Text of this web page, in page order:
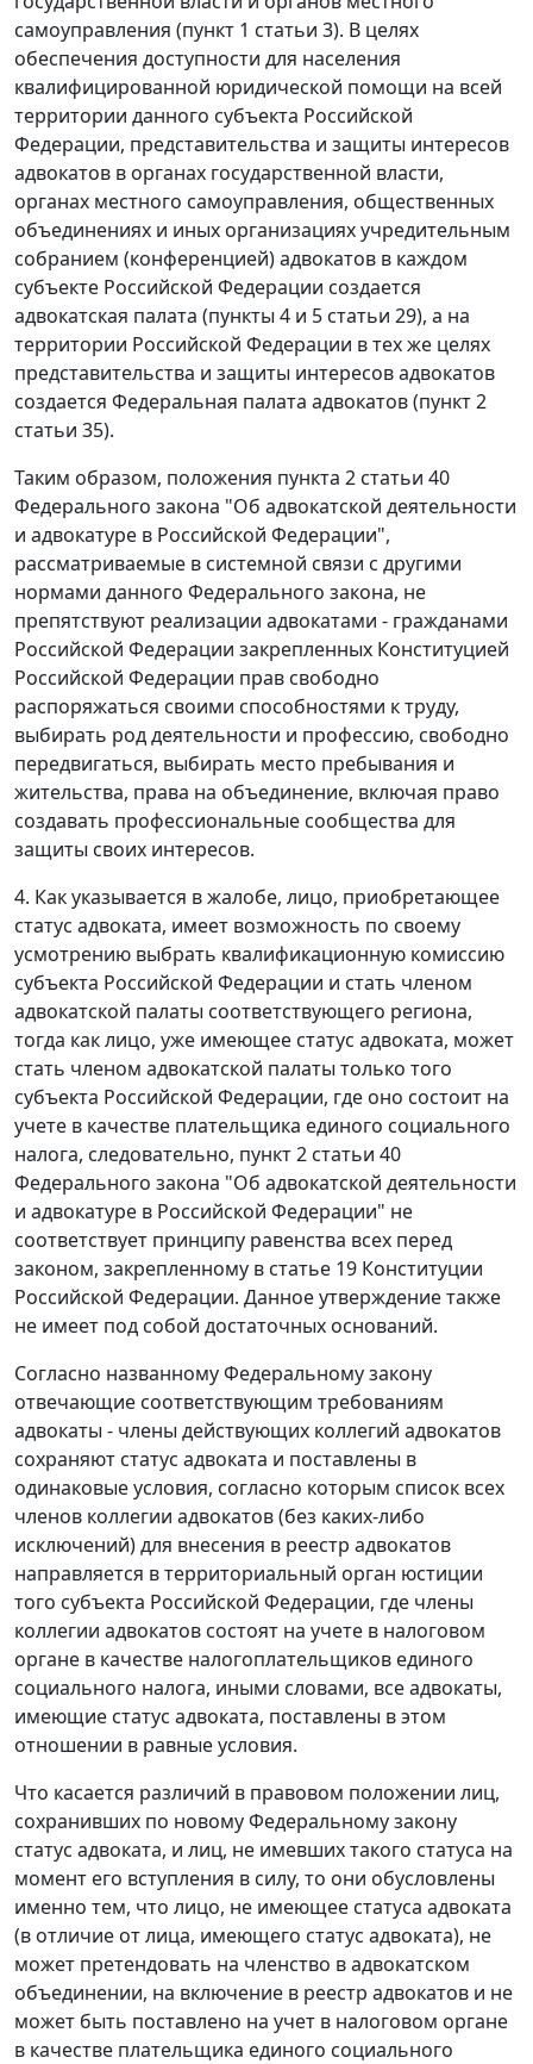
самоуправления (пункт 1 статьи 3). В целях
обеспечения доступности для населения
квалифицированной юридической помощи на всей
территории данного субъекта Российской
Федерации, представительства и защиты интересов
адвокатов в органах государственной власти,
органах местного самоуправления, общественных
объединениях и иных организациях учредительным
собранием (конференцией) адвокатов в каждом
субъекте Российской Федерации создается
адвокатская палата (пункты 4 и 5 статьи 29), а на
территории Российской Федерации в тех же целях
представительства и защиты интересов адвокатов
создается Федеральная палата адвокатов (пункт 2
статьи 35).
Таким образом, положения пункта 2 статьи 40
Федерального закона "Об адвокатской деятельности
и адвокатуре в Российской Федерации",
рассматриваемые в системной связи с другими
нормами данного Федерального закона, не
препятствуют реализации адвокатами - гражданами
Российской Федерации закрепленных Конституцией
Российской Федерации прав свободно
распоряжаться своими способностями к труду,
выбирать род деятельности и профессию, свободно
передвигаться, выбирать место пребывания и
жительства, права на объединение, включая право
создавать профессиональные сообщества для
защиты своих интересов.
4. Как указывается в жалобе, лицо, приобретающее
статус адвоката, имеет возможность по своему
усмотрению выбрать квалификационную комиссию
субъекта Российской Федерации и стать членом
адвокатской палаты соответствующего региона,
тогда как лицо, уже имеющее статус адвоката, может
стать членом адвокатской палаты только того
субъекта Российской Федерации, где оно состоит на
учете в качестве плательщика единого социального
налога, следовательно, пункт 2 статьи 40
Федерального закона "Об адвокатской деятельности
и адвокатуре в Российской Федерации" не
соответствует принципу равенства всех перед
законом, закрепленному в статье 19 Конституции
Российской Федерации. Данное утверждение также
не имеет под собой достаточных оснований.
Согласно названномуФедеральному закону
отвечающие соответствующим требованиям
адвокаты - члены действующих коллегий адвокатов
сохраняют статус адвоката и поставлены в
одинаковые условия, согласно которым список всех
членов коллегии адвокатов (без каких-либо
исключений) для внесения в реестр адвокатов
направляется в территориальный орган юстиции
того субъекта Российской Федерации, где члены
коллегии адвокатов состоят на учете в налоговом
органе в качестве налогоплательщиков единого
социального налога, иными словами, все адвокаты,
имеющие статус адвоката, поставлены в этом
отношении в равные условия.
Что касается различий в правовом положении лиц,
сохранивших по новомуФедеральному закону
статус адвоката, и лиц, не имевших такого статуса на
момент его вступления в силу, то они обусловлены
именно тем, что лицо, не имеющее статуса адвоката
(в отличие от лица, имеющего статус адвоката), не
может претендовать на членство в адвокатском
объединении, на включение в реестр адвокатов и не
может быть поставлено на учет в налоговом органе
в качестве плательщика единого социального